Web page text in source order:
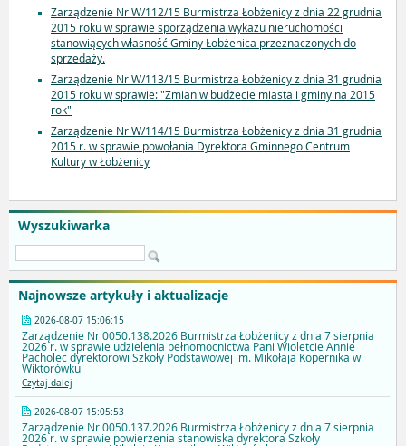
Wyszukiwarka
Najnowsze artykuły i aktualizacje
2026-08-07 15:06:15
Zarządzenie Nr 0050.138.2026 Burmistrza Łobżenicy z dnia 7 sierpnia
2026 r. w sprawie udzielenia pełnomocnictwa Pani Wioletcie Annie
Pacholec dyrektorowi Szkoły Podstawowej im. Mikołaja Kopernika w
Wiktorówku
Czytaj dalej
2026-08-07 15:05:53
Zarządzenie Nr 0050.137.2026 Burmistrza Łobżenicy z dnia 7 sierpnia
2026 r. w sprawie powierzenia stanowiska dyrektora Szkoły
Zarządzenie Nr W/112/15 Burmistrza Łobżenicy z dnia 22 grudnia
2015 roku w sprawie sporządzenia wykazu nieruchomości
stanowiących własność Gminy Łobżenica przeznaczonych do
sprzedaży.
Zarządzenie Nr W/113/15 Burmistrza Łobżenicy z dnia 31 grudnia
2015 roku w sprawie: "Zmian w budżecie miasta i gminy na 2015
rok"
Zarządzenie Nr W/114/15 Burmistrza Łobżenicy z dnia 31 grudnia
2015 r. w sprawie powołania Dyrektora Gminnego Centrum
Kultury w Łobżenicy